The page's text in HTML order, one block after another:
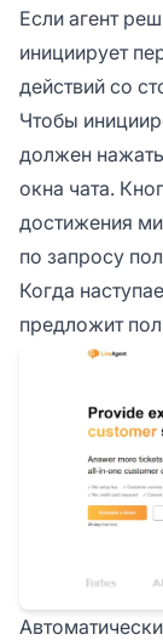
Если агент
инициирует
действий со
Чтобы
должен
окна чата.
достижения
по запросу
Когда
предложит